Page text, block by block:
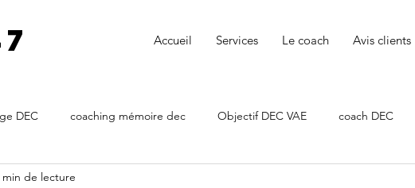
Accueil Services Le coach Avis clients
DEC coaching mémoire dec Objectif DEC VAE coach DEC
DEC VAE
min de lecture